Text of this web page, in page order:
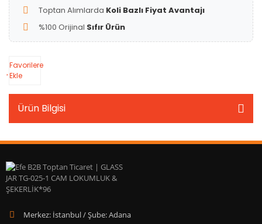
Toptan Alımlarda Koli Bazlı Fiyat Avantajı
%100 Orijinal Sıfır Ürün
Favorilere
Ekle
Ürün Bilgisi
Merkez: İstanbul / Şube: Adana